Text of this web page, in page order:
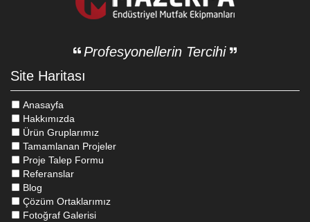
Profesyonellerin Tercihi
Site Haritası
Anasayfa
Hakkımızda
Ürün Gruplarımız
Tamamlanan Projeler
Proje Talep Formu
Referanslar
Blog
Çözüm Ortaklarımız
Fotoğraf Galerisi